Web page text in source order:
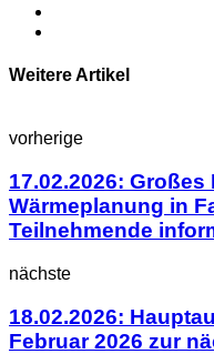
Weitere Artikel
vorherige
17.02.2026:
Wärmeplanung in
Teilnehmende
nächste
18.02.2026:
Februar 2026 zur